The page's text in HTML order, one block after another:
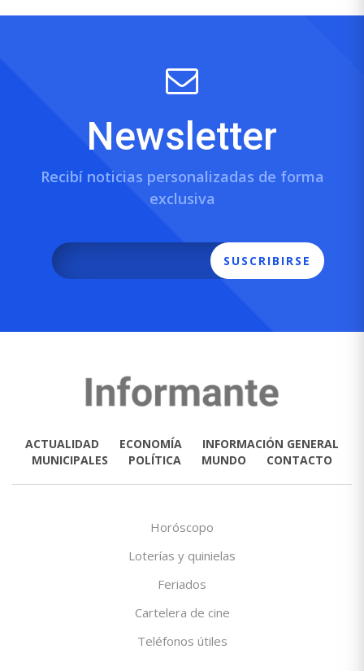
Newsletter
Recibí noticias personalizadas de forma
exclusiva
SUSCRIBIRSE
ACTUALIDAD ECONOMÍA
INFORMACIÓN GENERAL
MUNICIPALES
POLÍTICA MUNDO CONTACTO
Horóscopo
Loterías y quinielas
Feriados
Cartelera de cine
Teléfonos útiles